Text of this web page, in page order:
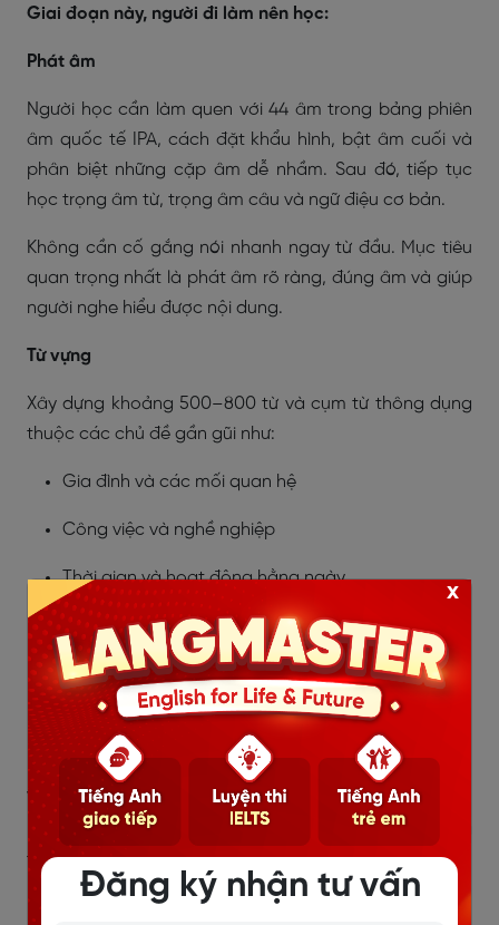
Giai đoạn này, người đi làm nên học:
Phát âm
Người học cần làm quen với 44 âm trong bảng phiên
âm quốc tế IPA, cách đặt khẩu hình, bật âm cuối và
phân biệt những cặp âm dễ nhầm. Sau đó, tiếp tục
học trọng âm từ, trọng âm câu và ngữ điệu cơ bản.
Không cần cố gắng nói nhanh ngay từ đầu. Mục tiêu
quan trọng nhất là phát âm rõ ràng, đúng âm và giúp
người nghe hiểu được nội dung.
Từ vựng
Xây dựng khoảng 500–800 từ và cụm từ thông dụng
thuộc các chủ đề gần gũi như:
Gia đình và các mối quan hệ
Công việc và nghề nghiệp
Thời gian và hoạt động hằng ngày
Nhà cửa và nơi ở
Ăn uống, mua sắm, sức khỏe
Phương tiện và du lịch
Nên học từ vựng theo cụm thay vì học từng từ riêng lẻ.
Ví dụ, thay vì chỉ học từ “deadline”, hãy học cả cụm
“meet a deadline”, “miss a deadline” và “work under a
tight deadline”.
Ngữ pháp
Đăng ký nhận tư vấn
x